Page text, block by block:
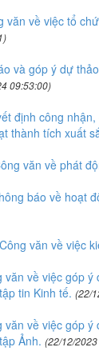
văn về việc tổ
và góp ý dự
09:53:00)
định công
thành tích xuất
văn về phát
báo về hoạt
văn về việc
văn về việc góp
tin Kinh tế. (22/
văn về việc góp
Ảnh. (22/12/